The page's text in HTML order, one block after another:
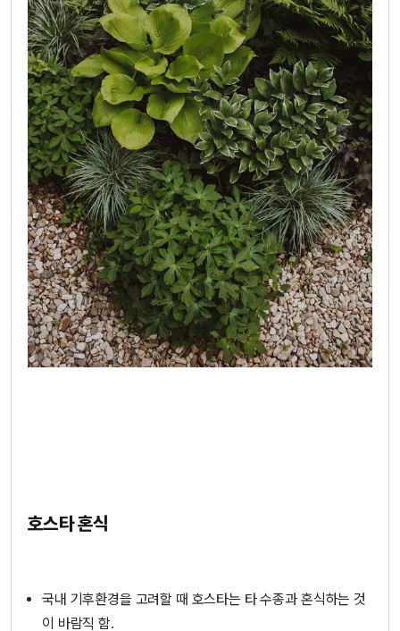
호스타 혼식
국내 기후환경을 고려할 때 호스타는 타 수종과 혼식하는 것
이 바람직 함.